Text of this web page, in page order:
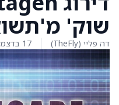
שוק'
דה פליי (TheFly) 17 בדצמבר 2025